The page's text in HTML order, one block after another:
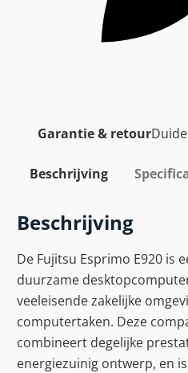
Garantie & retour
Beschrijving
Beschrijving
De Fujitsu Esprimo E920 is
duurzame
veeleisende zakelijke
computertaken. Deze
combineert degelijke
energiezuinig ontwerp, en